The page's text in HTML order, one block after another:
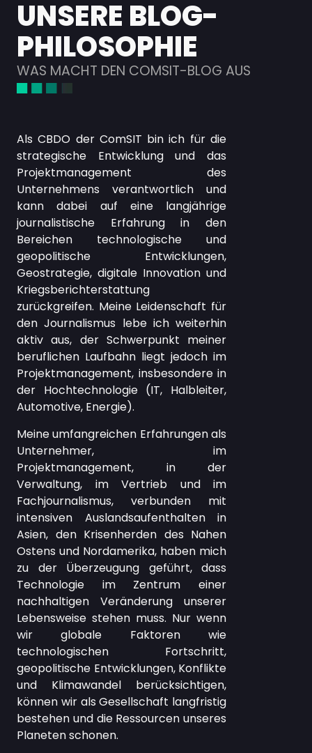
UNSERE BLOG-
PHILOSOPHIE
WAS MACHT DEN COMSIT-BLOG AUS
Als CBDO der ComSIT bin ich für die
strategische Entwicklung und das
Projektmanagement des
Unternehmens verantwortlich und
kann dabei auf eine langjährige
journalistische Erfahrung in den
Bereichen technologische und
geopolitische Entwicklungen,
Geostrategie, digitale Innovation und
Kriegsberichterstattung
zurückgreifen. Meine Leidenschaft für
den Journalismus lebe ich weiterhin
aktiv aus, der Schwerpunkt meiner
beruflichen Laufbahn liegt jedoch im
Projektmanagement, insbesondere in
der Hochtechnologie (IT, Halbleiter,
Automotive, Energie).
Meine umfangreichen Erfahrungen als
Unternehmer, im
Projektmanagement, in der
Verwaltung, im Vertrieb und im
Fachjournalismus, verbunden mit
intensiven Auslandsaufenthalten in
Asien, den Krisenherden des Nahen
Ostens und Nordamerika, haben mich
zu der Überzeugung geführt, dass
Technologie im Zentrum einer
nachhaltigen Veränderung unserer
Lebensweise stehen muss. Nur wenn
wir globale Faktoren wie
technologischen Fortschritt,
geopolitische Entwicklungen, Konflikte
und Klimawandel berücksichtigen,
können wir als Gesellschaft langfristig
bestehen und die Ressourcen unseres
Planeten schonen.